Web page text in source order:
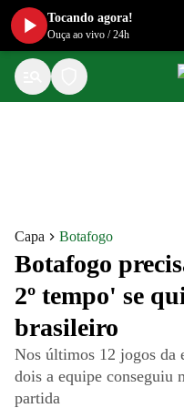
Capa Botafogo
Botafogo
2º tempo' se
brasileiro
Nos últimos 12 jogos da
dois a equipe conseguiu
partida
Tocando agora!
Ouça ao vivo /24h